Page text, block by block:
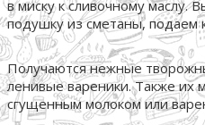
в миску к сливочному маслу.
подушку из сметаны, подаем
Получаются нежные
ленивые вареники. Также их
сгущенным молоком или